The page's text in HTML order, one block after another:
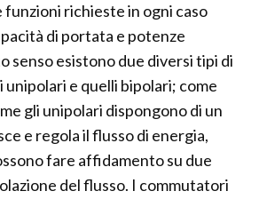
funzioni richieste in ogni caso
di portata e potenze
senso esistono due diversi tipi di
e quelli bipolari; come
gli unipolari dispongono di un
e regola il flusso di energia,
fare affidamento su due
del flusso. I commutatori